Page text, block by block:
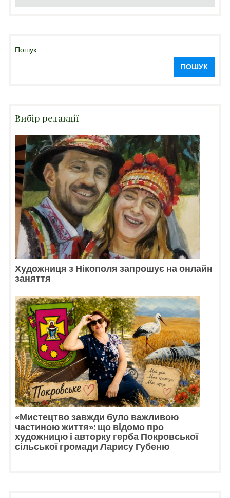
Пошук
ПОШУК
Вибір редакції
Художниця з Нікополя запрошує на онлайн
заняття
«Мистецтво завжди було важливою
частиною життя»: що відомо про
художницю і авторку герба Покровської
сільської громади Ларису Губеню